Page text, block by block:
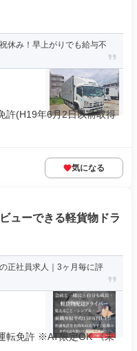
休み！早上がりでも給与不
許(H19年6月2日以前取得
気になる
ューできる軽貨物ドラ
正社員求人｜3ヶ月毎に評
転免許 ※AT限定OK 《未